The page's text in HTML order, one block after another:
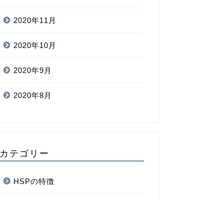
2020年11月
2020年10月
2020年9月
2020年8月
カテゴリー
HSPの特徴